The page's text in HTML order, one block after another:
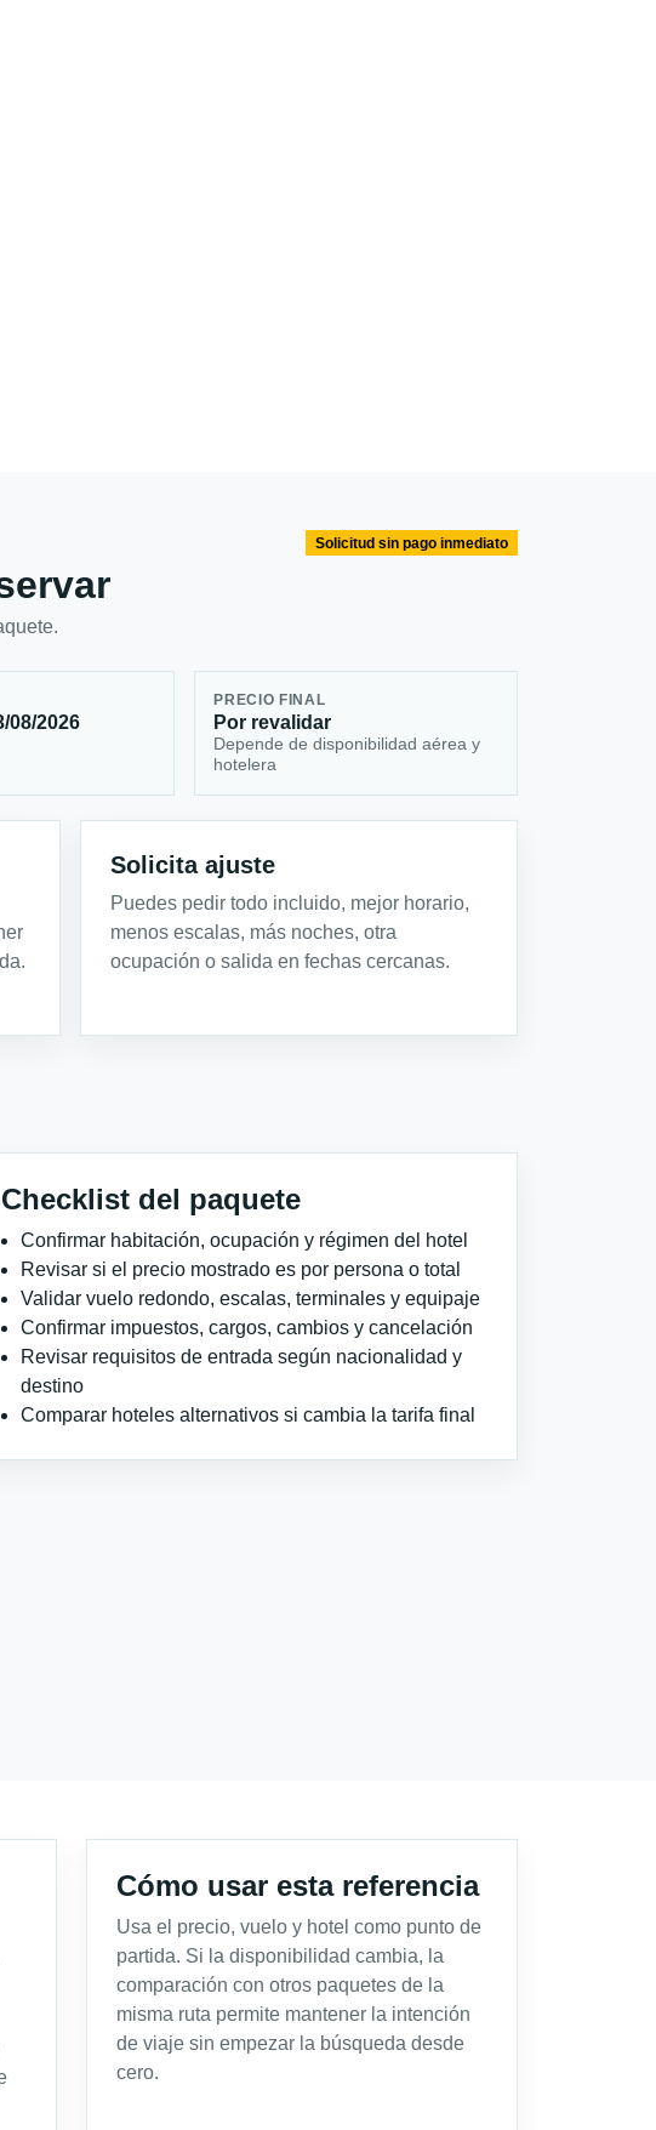
Solicitud sin pago inmediato
08/2026
PRECIO FINAL
Por revalidar
Depende de disponibilidad aérea y
hotelera
Solicita ajuste
Puedes pedir todo incluido, mejor horario,
menos escalas, más noches, otra
ocupación o salida en fechas cercanas.
Checklist del paquete
Confirmar habitación, ocupación y régimen del hotel
Revisar si el precio mostrado es por persona o total
Validar vuelo redondo, escalas, terminales y equipaje
Confirmar impuestos, cargos, cambios y cancelación
Revisar requisitos de entrada según nacionalidad y
destino
Comparar hoteles alternativos si cambia la tarifa final
Cómo usar esta referencia
Usa el precio, vuelo y hotel como punto de
partida. Si la disponibilidad cambia, la
comparación con otros paquetes de la
misma ruta permite mantener la intención
de viaje sin empezar la búsqueda desde
cero.